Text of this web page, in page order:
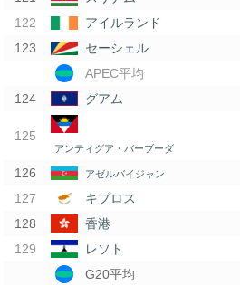
アイルランド
セーシェル
APEC平均
グアム
アンティグア・バーブーダ
アゼルバイジャン
キプロス
香港
レソト
G20平均